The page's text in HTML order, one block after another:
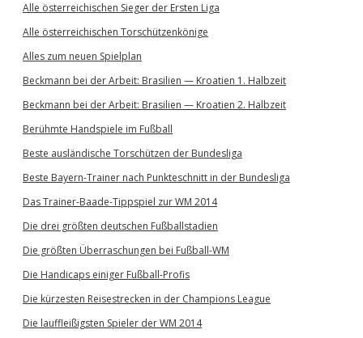
Alle österreichischen Sieger der Ersten Liga
Alle österreichischen Torschützenkönige
Alles zum neuen Spielplan
Beckmann bei der Arbeit: Brasilien — Kroatien 1. Halbzeit
Beckmann bei der Arbeit: Brasilien — Kroatien 2. Halbzeit
Berühmte Handspiele im Fußball
Beste ausländische Torschützen der Bundesliga
Beste Bayern-Trainer nach Punkteschnitt in der Bundesliga
Das Trainer-Baade-Tippspiel zur WM 2014
Die drei größten deutschen Fußballstadien
Die größten Überraschungen bei Fußball-WM
Die Handicaps einiger Fußball-Profis
Die kürzesten Reisestrecken in der Champions League
Die lauffleißigsten Spieler der WM 2014